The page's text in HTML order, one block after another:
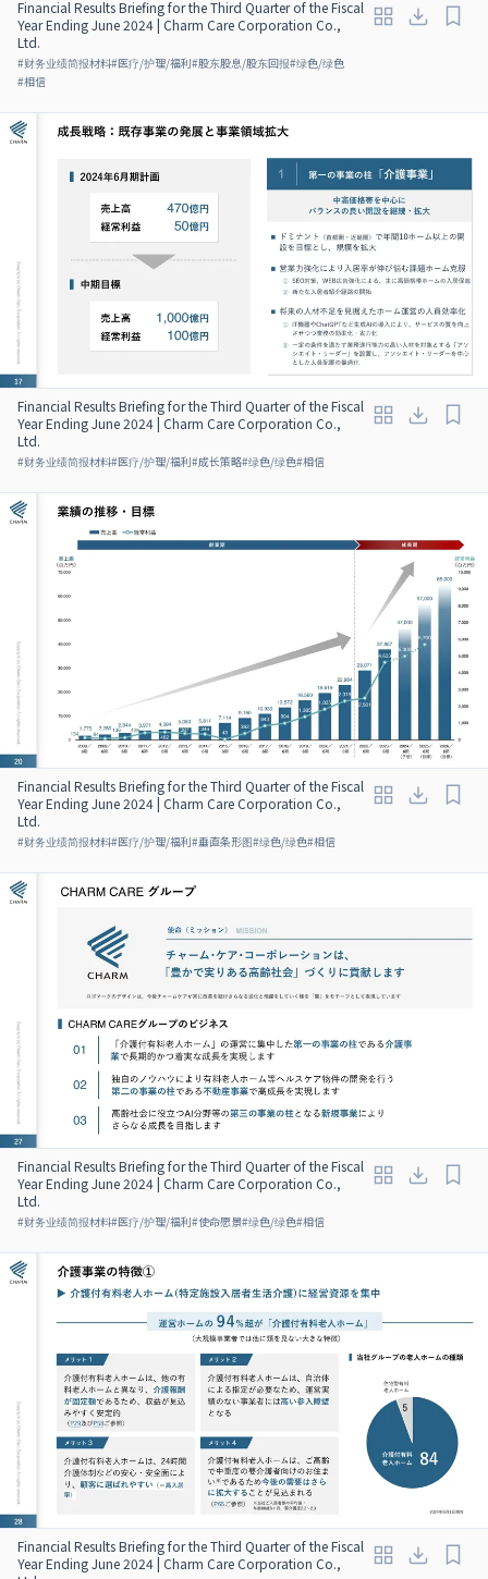
Financial Results Briefing for the Third Quarter of the Fiscal
Year Ending June 2024 | Charm Care Corporation Co.,
Ltd.
#财务业绩简报材料#医疗/护理/福利#股东股息/股东回报#绿色/绿色
#相信
Financial Results Briefing for the Third Quarter of the Fiscal
Year Ending June 2024 | Charm Care Corporation Co.,
Ltd.
#财务业绩简报材料#医疗/护理/福利#成长策略#绿色/绿色#相信
Financial Results Briefing for the Third Quarter of the Fiscal
Year Ending June 2024 | Charm Care Corporation Co.,
Ltd.
#财务业绩简报材料#医疗/护理/福利#垂直条形图#绿色/绿色#相信
Financial Results Briefing for the Third Quarter of the Fiscal
Year Ending June 2024 | Charm Care Corporation Co.,
Ltd.
#财务业绩简报材料#医疗/护理/福利#使命愿景#绿色/绿色#相信
Financial Results Briefing for the Third Quarter of the Fiscal
Year Ending June 2024 | Charm Care Corporation Co.,